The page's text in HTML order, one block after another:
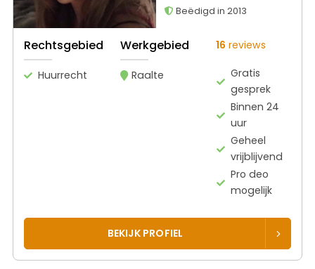
Beëdigd in 2013
Rechtsgebied
Huurrecht
Werkgebied
Raalte
16 reviews
Gratis
gesprek
Binnen 24
uur
Geheel
vrijblijvend
Pro deo
mogelijk
BEKIJK PROFIEL